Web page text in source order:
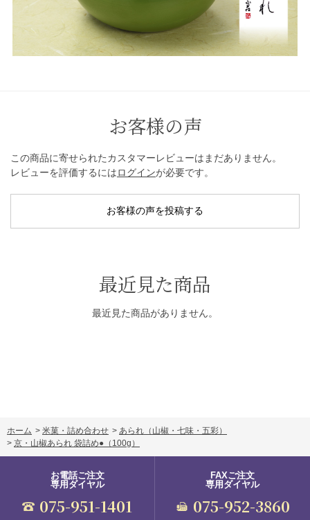
お客様の声
この商品に寄せられたカスタマーレビューはまだありません。
レビューを評価するにはログインが必要です。
お客様の声を投稿する
最近見た商品
最近見た商品がありません。
ホーム > 米菓・詰め合わせ > あられ（山椒・七味・五彩）
> 京・山椒あられ 袋詰め● （100g）
お電話ご注文
専用ダイヤル
075-951-1401
FAXご注文
専用ダイヤル
075-952-3860